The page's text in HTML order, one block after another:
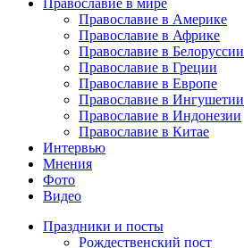
Православие в мире
Православие в Америке
Православие в Африке
Православие в Белоруссии
Православие в Греции
Православие в Европе
Православие в Ингушетии
Православие в Индонезии
Православие в Китае
Интервью
Мнения
Фото
Видео
Праздники и посты
Рождественский пост